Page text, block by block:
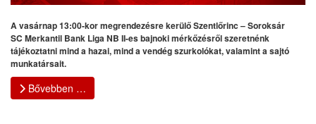
A vasárnap 13:00-kor megrendezésre kerülő Szentlőrinc – Soroksár
SC Merkantil Bank Liga NB II-es bajnoki mérkőzésről szeretnénk
tájékoztatni mind a hazai, mind a vendég szurkolókat, valamint a sajtó
munkatársait.
Bővebben …